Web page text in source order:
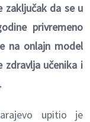
zaključak da se u
privremeno
na onlajn model
zdravlja učenika i
upitio je